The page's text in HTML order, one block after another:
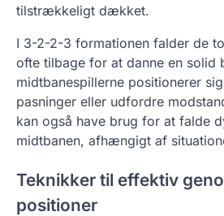
tilstrækkeligt dækket.
I 3-2-2-3 formationen falder de
ofte tilbage for at danne en solid
midtbanespillerne positionerer
pasninger eller udfordre
kan også have brug for at falde
midtbanen, afhængigt af
Teknikker til effektiv
positioner